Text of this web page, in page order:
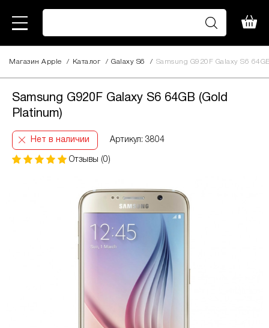
Магазин Apple / Каталог / Galaxy S6 / Samsung G920F Galaxy S6
Samsung G920F Galaxy S6 64GB (Gold
Platinum)
Нет в наличии Артикул: 3804
Отзывы (0)